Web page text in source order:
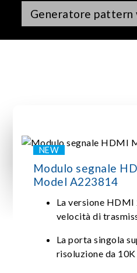
Generatore pattern
Modulo segnale
Model A223814
La versione HDMI
velocità di
La porta singola
risoluzione da